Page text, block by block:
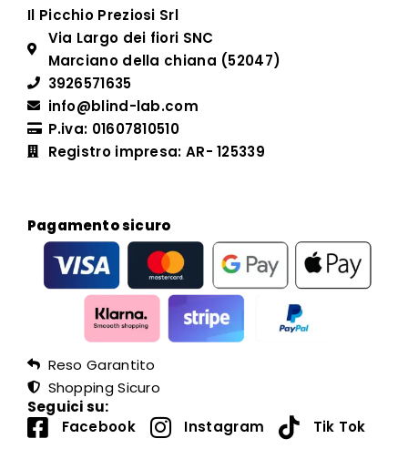
Il Picchio Preziosi Srl
Via Largo dei fiori SNC
Marciano della chiana (52047)
3926571635
info@blind-lab.com
P.iva: 01607810510
Registro impresa: AR- 125339
Pagamento sicuro
Reso Garantito
Shopping Sicuro
Seguici su:
Facebook
Instagram Tik Tok